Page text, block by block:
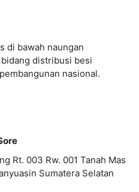
di bawah naungan
distribusi besi
nasional.
Rt. 003 Rw. 001 Tanah Mas
Sumatera Selatan